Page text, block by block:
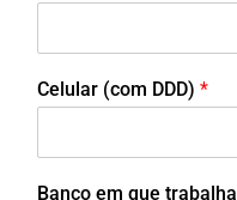
Celular (com DDD) *
Banco em que trabalha